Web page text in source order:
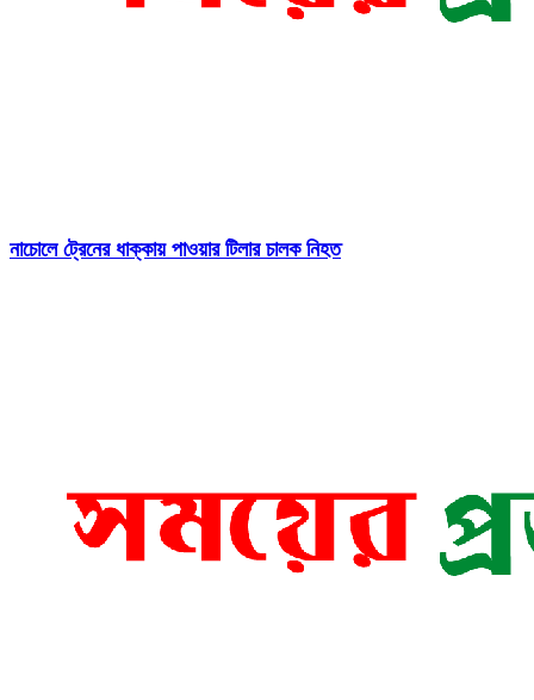
নাচোলে ট্রেনের ধাক্কায় পাওয়ার টিলার চালক নিহত